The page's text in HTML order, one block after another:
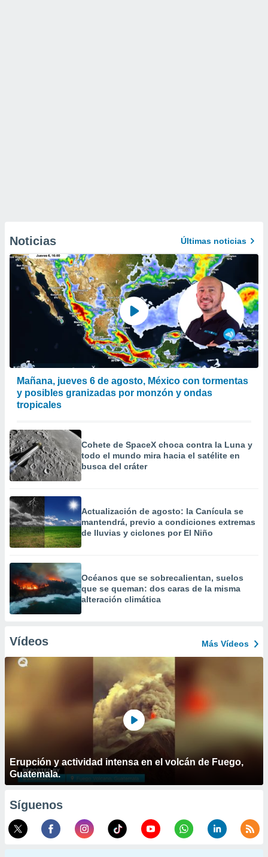
Noticias Últimas noticias
Mañana, jueves 6 de agosto, México con tormentas
y posibles granizadas por monzón y ondas
tropicales
Cohete de SpaceX choca contra la Luna y
todo el mundo mira hacia el satélite en
busca del cráter
Actualización de agosto: la Canícula se
mantendrá, previo a condiciones extremas
de lluvias y ciclones por El Niño
Océanos que se sobrecalientan, suelos
que se queman: dos caras de la misma
alteración climática
Vídeos Más Vídeos
Erupción y actividad intensa en el volcán de Fuego,
Guatemala.
Síguenos